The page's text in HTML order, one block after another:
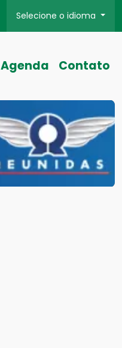
Selecione o idioma
Agenda Contato